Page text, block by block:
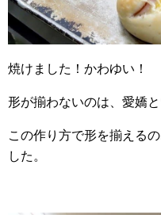
焼けました！かわゆい！
形が揃わないのは、愛嬌
この作り方で形を揃える
した。